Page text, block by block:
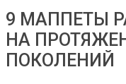
9 МАППЕТЫ
НА
ПОКОЛЕНИЙ